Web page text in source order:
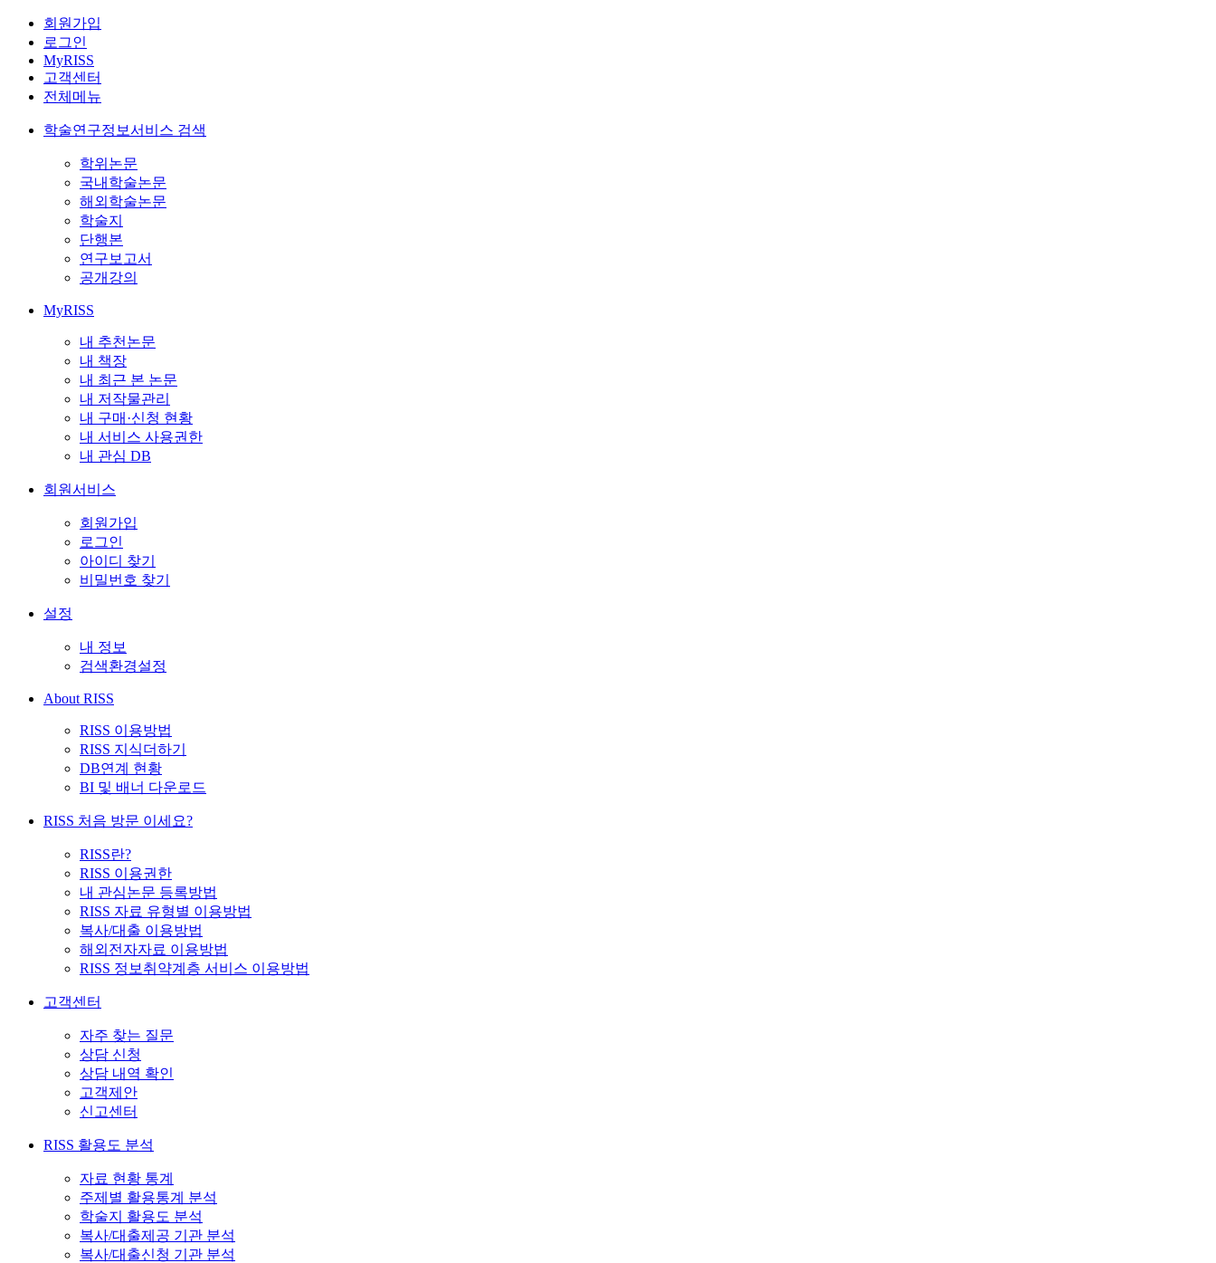
회원가입
로그인
MyRISS
고객센터
전체메뉴
학술연구정보서비스 검색
학위논문
국내학술논문
해외학술논문
학술지
단행본
연구보고서
공개강의
MyRISS
내 추천논문
내 책장
내 최근 본 논문
내 저작물관리
내 구매·신청 현황
내 서비스 사용권한
내 관심 DB
회원서비스
회원가입
로그인
아이디 찾기
비밀번호 찾기
설정
내 정보
검색환경설정
About RISS
RISS 이용방법
RISS 지식더하기
DB연계 현황
BI 및 배너 다운로드
RISS 처음 방문 이세요?
RISS란?
RISS 이용권한
내 관심논문 등록방법
RISS 자료 유형별 이용방법
복사/대출 이용방법
해외전자자료 이용방법
RISS 정보취약계층 서비스 이용방법
고객센터
자주 찾는 질문
상담 신청
상담 내역 확인
고객제안
신고센터
RISS 활용도 분석
자료 현황 통계
주제별 활용통계 분석
학술지 활용도 분석
복사/대출제공 기관 분석
복사/대출신청 기관 분석